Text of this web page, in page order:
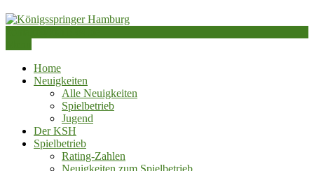
Skip
to
content
Königsspringer Hamburg
Home
Neuigkeiten
Alle Neuigkeiten
Spielbetrieb
Jugend
Der KSH
Spielbetrieb
Rating-Zahlen